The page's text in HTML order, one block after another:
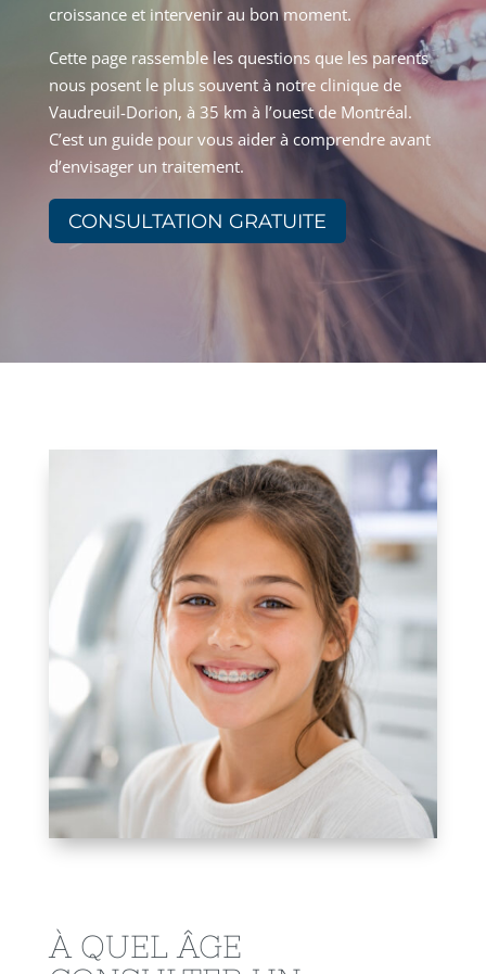
croissance et intervenir au bon moment.
Cette page rassemble les questions que les parents
nous posent le plus souvent à notre clinique de
Vaudreuil-Dorion, à 35 km à l’ouest de Montréal.
C’est un guide pour vous aider à comprendre avant
d’envisager un traitement.
CONSULTATION GRATUITE
À QUEL ÂGE